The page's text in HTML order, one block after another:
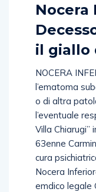
Nocera
il giallo
NOCERA
l’ematoma
o di altra
l’eventuale
Villa Chiarugi”
63enne
cura
Nocera
emdico legale